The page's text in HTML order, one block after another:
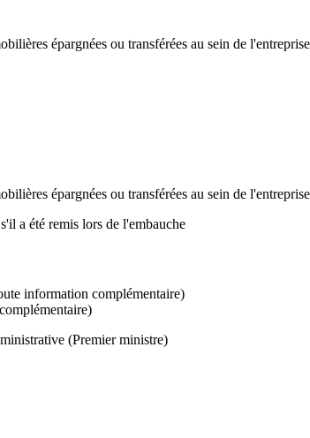
épargnées ou transférées au sein de
épargnées ou transférées au sein de
a été remis lors de l'embauche
information complémentaire)
(Premier ministre)